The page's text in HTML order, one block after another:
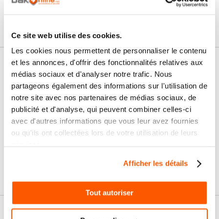
Ce site web utilise des cookies.
Les cookies nous permettent de personnaliser le contenu
et les annonces, d'offrir des fonctionnalités relatives aux
médias sociaux et d'analyser notre trafic. Nous
partageons également des informations sur l'utilisation de
notre site avec nos partenaires de médias sociaux, de
publicité et d'analyse, qui peuvent combiner celles-ci
avec d'autres informations que vous leur avez fournies
ou qu'ils ont collectées lors de votre utilisation de leurs
Afficher les détails
Tout autoriser
Nos services
Paiement
100% sécurisé
Paiement en
3x sans frais
Livraison
24/72H
SAV & Retours